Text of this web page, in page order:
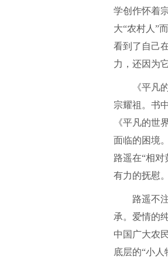
学创作怀着
大“农村人”
看到了自己
力，还因为
《平凡
宗耀祖。书
《平凡的世
面临的困境
路遥在“相
有力的抚慰
路遥不
承。爱情的
中国广大农
底层的“小